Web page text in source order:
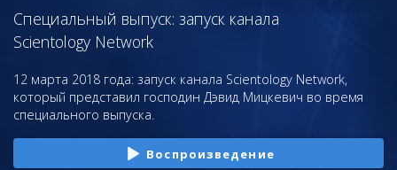
Специальный выпуск: запуск канала
Scientology Network
12 марта 2018 года: запуск канала Scientology Network,
который представил господин Дэвид Мицкевич во время
специального выпуска.
Воспроизведение